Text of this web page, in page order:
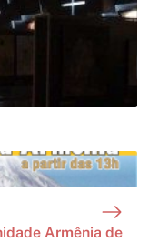
Armênia de